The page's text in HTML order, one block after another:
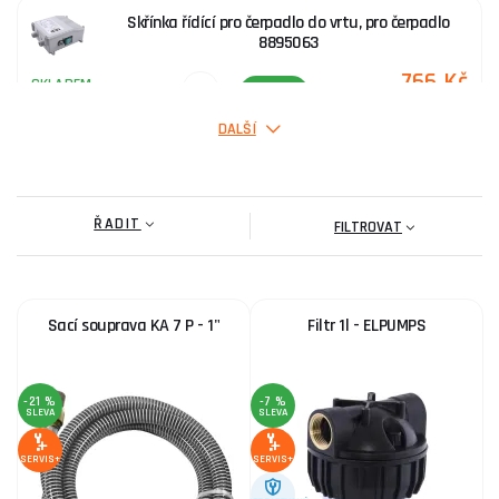
Skřínka řídící pro čerpadlo do vrtu, pro čerpadlo
8895063
SKLADEM 766 Kč
697 Kč
Náhradní filtrační kartuše
SKLADEM KOUPIT
Skřínka řídící pro čerpadlo do vrtu, pro čerpadlo
8895062
DALŠÍ
ŘADIT FILTROVAT
Sací souprava KA 7 P - 1"
-21 %
SLEVA
SERVIS+
Filtr 1l - ELPUMPS
-7 %
SLEVA
SERVIS+